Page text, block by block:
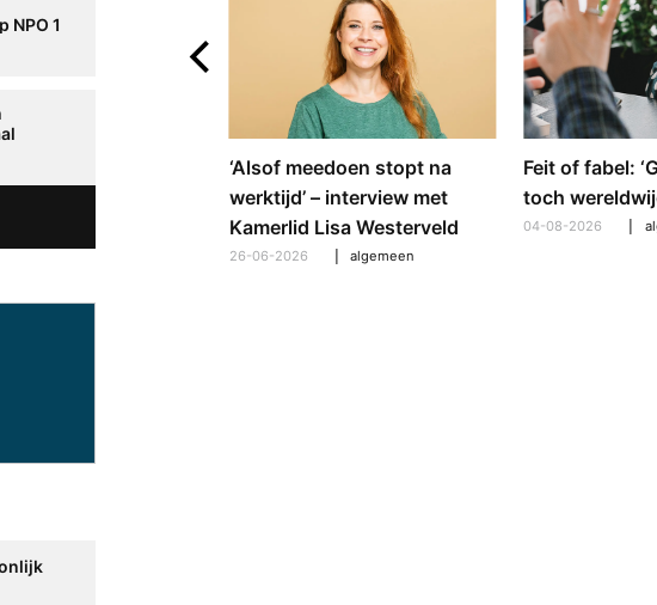
Feit of fabel:
toch
04-08-2026
en
Imelda helpt om te
haar werk
‘Alsof meedoen stopt na
werktijd’ – interview met
Kamerlid Lisa Westerveld
26-06-2026 algemeen
NPO 1